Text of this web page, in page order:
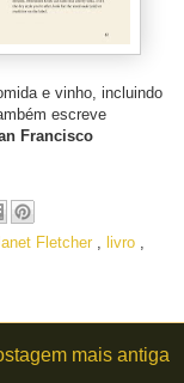
e vinho, incluindo
escreve
Francisco
Fletcher , livro ,
mais antiga